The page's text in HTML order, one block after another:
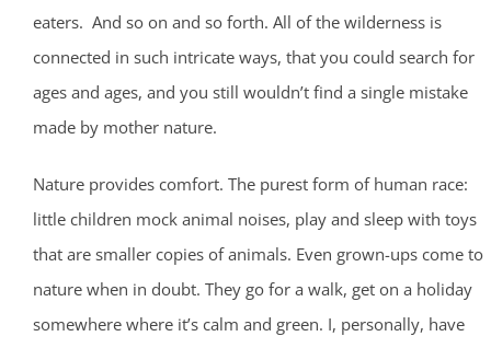
eaters. And so on and so forth. All of the wilderness is
connected in such intricate ways, that you could search for
ages and ages, and you still wouldn’t find a single mistake
made by mother nature.
Nature provides comfort. The purest form of human race:
little children mock animal noises, play and sleep with toys
that are smaller copies of animals. Even grown-ups come to
nature when in doubt. They go for a walk, get on a holiday
somewhere where it’s calm and green. I, personally, have